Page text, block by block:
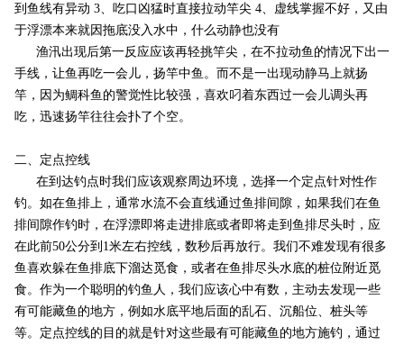
到鱼线有异动 3、吃口凶猛时直接拉动竿尖 4、虚线掌握不好，又由
于浮漂本来就因拖底没入水中，什么动静也没有
渔汛出现后第一反应应该再轻挑竿尖，在不拉动鱼的情况下出一
手线，让鱼再吃一会儿，扬竿中鱼。而不是一出现动静马上就扬
竿，因为鲷科鱼的警觉性比较强，喜欢叼着东西过一会儿调头再
吃，迅速扬竿往往会扑了个空。
二、定点控线
在到达钓点时我们应该观察周边环境，选择一个定点针对性作
钓。如在鱼排上，通常水流不会直线通过鱼排间隙，如果我们在鱼
排间隙作钓时，在浮漂即将走进排底或者即将走到鱼排尽头时，应
在此前50公分到1米左右控线，数秒后再放行。我们不难发现有很多
鱼喜欢躲在鱼排底下溜达觅食，或者在鱼排尽头水底的桩位附近觅
食。作为一个聪明的钓鱼人，我们应该心中有数，主动去发现一些
有可能藏鱼的地方，例如水底平地后面的乱石、沉船位、桩头等
等。定点控线的目的就是针对这些最有可能藏鱼的地方施钓，通过